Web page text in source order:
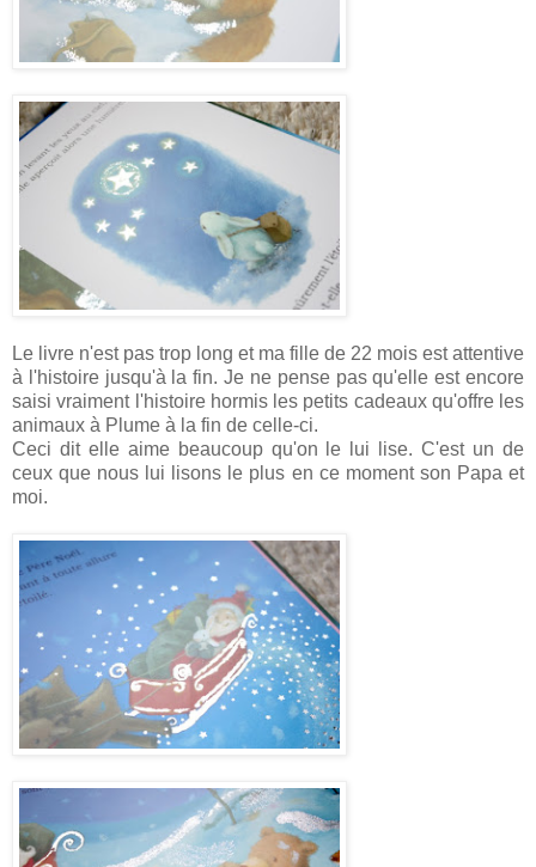
Le livre n'est pas trop long et ma fille de 22 mois est attentive
à l'histoire jusqu'à la fin. Je ne pense pas qu'elle est encore
saisi vraiment l'histoire hormis les petits cadeaux qu'offre les
animaux à Plume à la fin de celle-ci.
Ceci dit elle aime beaucoup qu'on le lui lise. C'est un de
ceux que nous lui lisons le plus en ce moment son Papa et
moi.